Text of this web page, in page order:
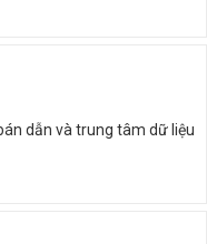
dẫn và trung tâm dữ liệu